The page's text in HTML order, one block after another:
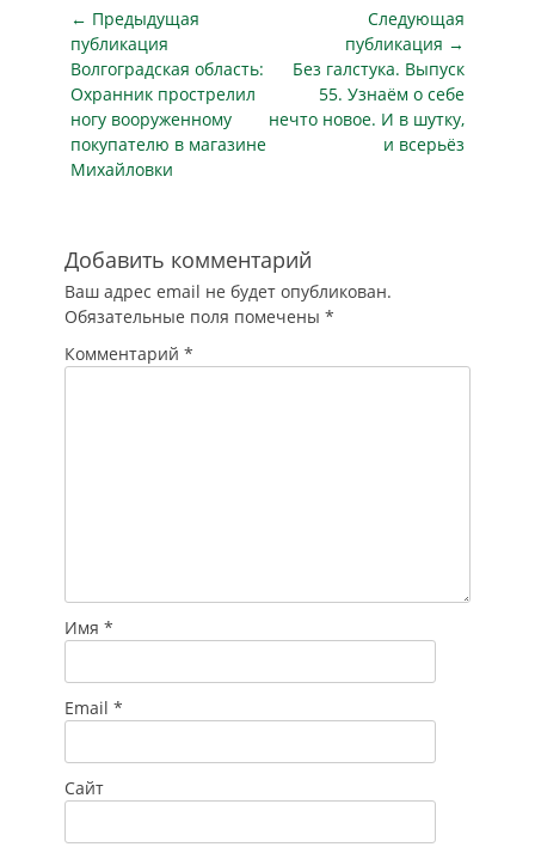
Навигация
по
записям
← Предыдущая
публикация
Предыдущая
публикация
Волгоградская область:
Охранник прострелил
ногу вооруженному
покупателю в магазине
Михайловки
Следующая
публикация →
Следующая
публикация
Без галстука. Выпуск
55. Узнаём о себе
нечто новое. И в шутку,
и всерьёз
Добавить комментарий
Ваш адрес email не будет опубликован.
Обязательные поля помечены *
Комментарий *
Имя *
Email *
Сайт